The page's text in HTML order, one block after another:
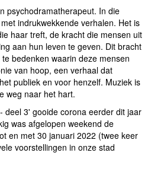
psychodramatherapeut. In die
indrukwekkende verhalen. Het is
haar treft, de kracht die mensen uit
aan hun leven te geven. Dit bracht
bedenken waarin deze mensen
van hoop, een verhaal dat
publiek en voor henzelf. Muziek is
weg naar het hart.
deel 3' gooide corona eerder dit jaar
was afgelopen weekend de
en met 30 januari 2022 (twee keer
voorstellingen in onze stad